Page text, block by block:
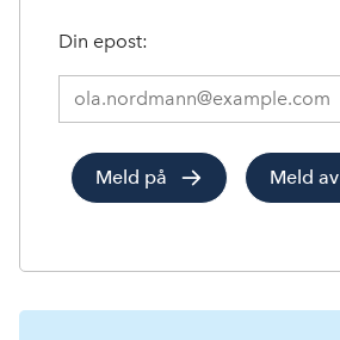
Din epost:
Meld
nyhetsbrev:
Meld på Meld av